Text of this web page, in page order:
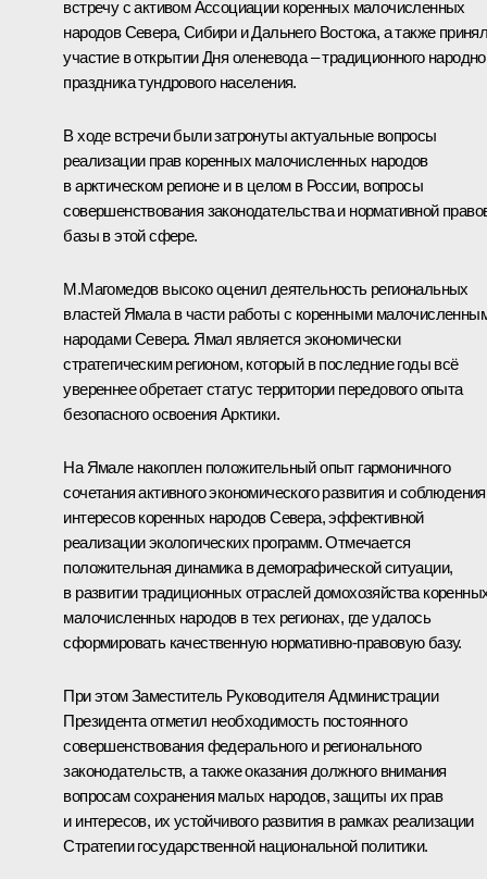
встречу с активом Ассоциации коренных малочисленных
народов Севера, Сибири и Дальнего Востока, а также
участие в открытии Дня оленевода – традиционного
праздника тундрового населения.
В ходе встречи были затронуты актуальные вопросы
реализации прав коренных малочисленных народов
в арктическом регионе и в целом в России, вопросы
совершенствования законодательства и нормативной
базы в этой сфере.
М.Магомедов высоко оценил деятельность региональных
властей Ямала в части работы с коренными
народами Севера. Ямал является экономически
стратегическим регионом, который в последние годы всё
увереннее обретает статус территории передового опыта
безопасного освоения Арктики.
На Ямале накоплен положительный опыт гармоничного
сочетания активного экономического развития и соблюдения
интересов коренных народов Севера, эффективной
реализации экологических программ. Отмечается
положительная динамика в демографической ситуации,
в развитии традиционных отраслей домохозяйства
малочисленных народов в тех регионах, где удалось
сформировать качественную нормативно-правовую базу.
При этом Заместитель Руководителя Администрации
Президента отметил необходимость постоянного
совершенствования федерального и регионального
законодательств, а также оказания должного внимания
вопросам сохранения малых народов, защиты их прав
и интересов, их устойчивого развития в рамках реализации
Стратегии государственной национальной политики.